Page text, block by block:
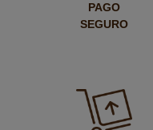
PAGO
SEGURO